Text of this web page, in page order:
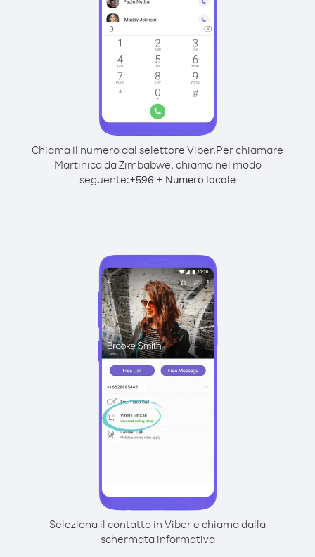
Chiama il numero dal selettore Viber.Per chiamare
Martinica da Zimbabwe, chiama nel modo
seguente:+596 + Numero locale
Seleziona il contatto in Viber e chiama dalla
schermata informativa